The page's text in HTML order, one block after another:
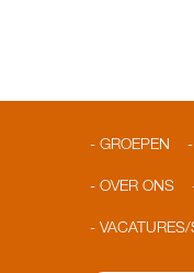
GROEPEN
OVER ONS
VACATURES/